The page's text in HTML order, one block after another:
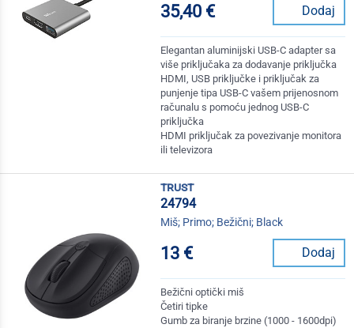
35,40 € Dodaj
Elegantan aluminijski USB-C adapter sa
više priključaka za dodavanje priključka
HDMI, USB priključke i priključak za
punjenje tipa USB-C vašem prijenosnom
računalu s pomoću jednog USB-C
priključka
HDMI priključak za povezivanje monitora
ili televizora
trust
24794
Miš; Primo; Bežični; Black
13 € Dodaj
Bežični optički miš
Četiri tipke
Gumb za biranje brzine (1000 - 1600dpi)